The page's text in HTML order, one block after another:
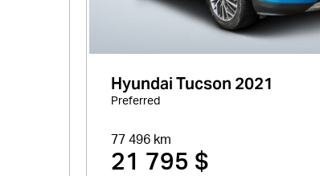
Hyundai Tucson 2021
Preferred
77 496 km
21 795 $